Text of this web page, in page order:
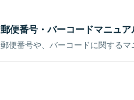
郵便番号・バーコードマニュア
郵便番号や、バーコードに関するマ